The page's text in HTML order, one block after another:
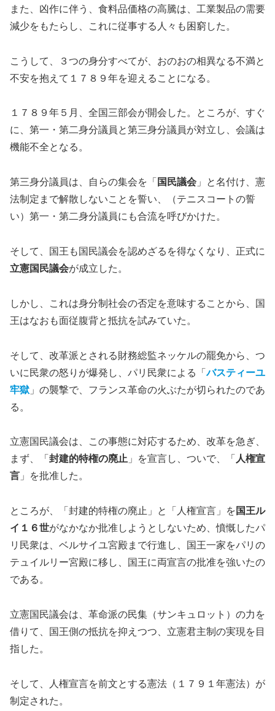
また、凶作に伴う、食料品価格の高騰は、工業製品の需要
減少をもたらし、これに従事する人々も困窮した。
こうして、３つの身分すべてが、おのおの相異なる不満と
不安を抱えて１７８９年を迎えることになる。
１７８９年５月、全国三部会が開会した。ところが、すぐ
に、第一・第二身分議員と第三身分議員が対立し、会議は
機能不全となる。
第三身分議員は、自らの集会を「国民議会 」と名付け、憲
法制定まで解散しないことを誓い、（テニスコートの誓
い）第一・第二身分議員にも合流を呼びかけた。
そして、国王も国民議会を認めざるを得なくなり、正式に
立憲国民議会が成立した。
しかし、これは身分制社会の否定を意味することから、国
王はなおも面従腹背と抵抗を試みていた。
そして、改革派とされる財務総監ネッケルの罷免から、つ
いに民衆の怒りが爆発し、パリ民衆による「バスティーユ
牢獄 」の襲撃で、フランス革命の火ぶたが切られたのであ
る。
立憲国民議会は、この事態に対応するため、改革を急ぎ、
まず、「封建的特権の廃止 」を宣言し、ついで、「人権宣
言 」を批准した。
ところが、「封建的特権の廃止」と「人権宣言」を国王ル
イ１６世がなかなか批准しようとしないため、憤慨したパ
リ民衆は、ベルサイユ宮殿まで行進し、国王一家をパリの
テュイルリー宮殿に移し、国王に両宣言の批准を強いたの
である。
立憲国民議会は、革命派の民集（サンキュロット）の力を
借りて、国王側の抵抗を抑えつつ、立憲君主制の実現を目
指した。
そして、人権宣言を前文とする憲法（１７９１年憲法）が
制定された。